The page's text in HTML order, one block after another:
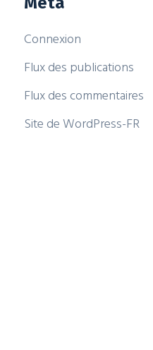
Connexion
Flux des publications
Flux des commentaires
Site de WordPress-FR